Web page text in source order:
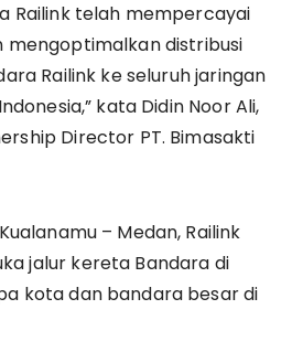
Railink telah mempercayai
mengoptimalkan distribusi
Railink ke seluruh jaringan
kata Didin Noor Ali,
Director PT. Bimasakti
– Medan, Railink
jalur kereta Bandara di
kota dan bandara besar di